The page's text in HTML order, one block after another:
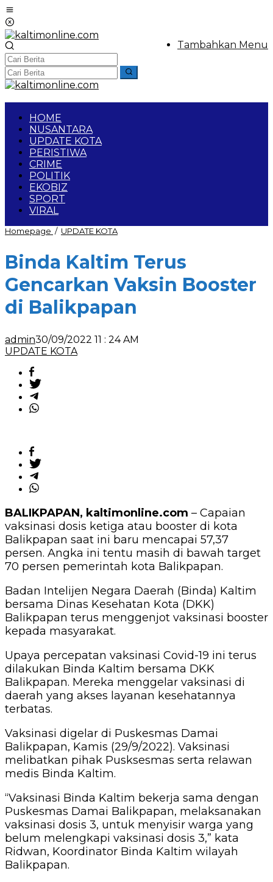
Lewati
ke
konten
Tambahkan Menu
HOME
NUSANTARA
UPDATE KOTA
PERISTIWA
CRIME
POLITIK
EKOBIZ
SPORT
VIRAL
Homepage / UPDATE KOTABinda
Gencarkan
Vaksin
Booster
di
Binda Kaltim Terus
Gencarkan Vaksin Booster
di Balikpapan
admin30/09/2022 11 : 24 AM
UPDATE KOTA
BALIKPAPAN, kaltimonline.com – Capaian
vaksinasi dosis ketiga atau booster di kota
Balikpapan saat ini baru mencapai 57,37
persen. Angka ini tentu masih di bawah target
70 persen pemerintah kota Balikpapan.
Badan Intelijen Negara Daerah (Binda) Kaltim
bersama Dinas Kesehatan Kota (DKK)
Balikpapan terus menggenjot vaksinasi booster
kepada masyarakat.
Upaya percepatan vaksinasi Covid-19 ini terus
dilakukan Binda Kaltim bersama DKK
Balikpapan. Mereka menggelar vaksinasi di
daerah yang akses layanan kesehatannya
terbatas.
Vaksinasi digelar di Puskesmas Damai
Balikpapan, Kamis (29/9/2022). Vaksinasi
melibatkan pihak Pusksesmas serta relawan
medis Binda Kaltim.
“Vaksinasi Binda Kaltim bekerja sama dengan
Puskesmas Damai Balikpapan, melaksanakan
vaksinasi dosis 3, untuk menyisir warga yang
belum melengkapi vaksinasi dosis 3,” kata
Ridwan, Koordinator Binda Kaltim wilayah
Balikpapan.